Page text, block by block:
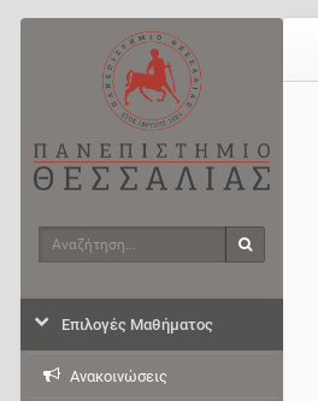
Αναζήτηση
Επιλογές Μαθήματος
Ανακοινώσεις